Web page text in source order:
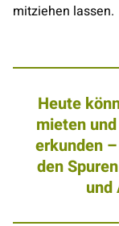
mitziehen lassen.
Heute
mieten
erkunden
den
und